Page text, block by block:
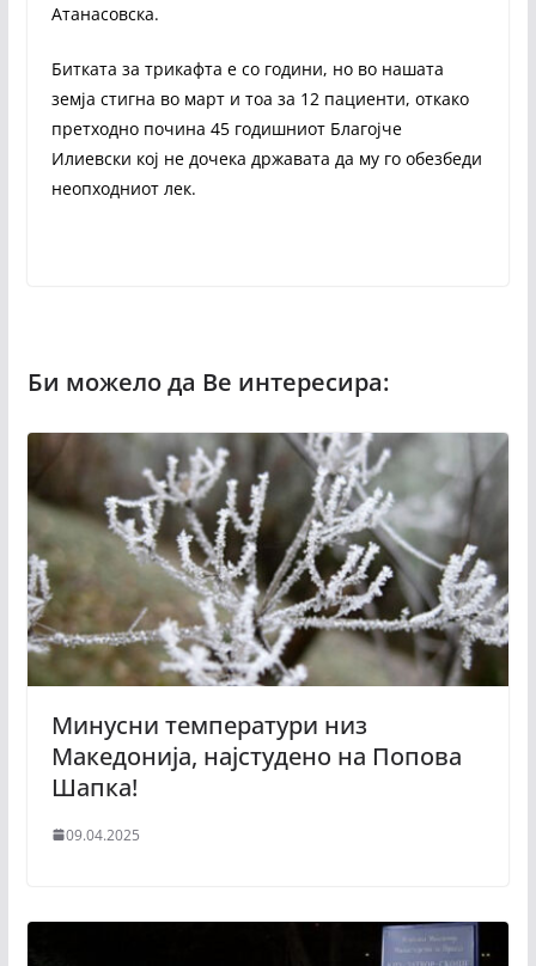
Атанасовска.
Битката за трикафта е со години, но во нашата
земја стигна во март и тоа за 12 пациенти, откако
претходно почина 45 годишниот Благојче
Илиевски кој не дочека државата да му го обезбеди
неопходниот лек.
Минусни температури низ
Македонија, најстудено на Попова
Шапка!
09.04.2025